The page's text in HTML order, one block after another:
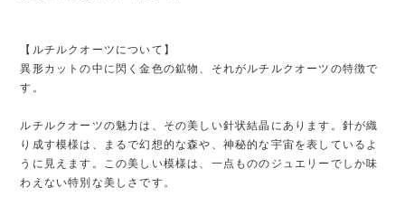
【ルチルクオーツについて】
異形カットの中に閃く金色の鉱物、それがルチルクオーツの特徴で
す。
ルチルクオーツの魅力は、その美しい針状結晶にあります。針が織
り成す模様は、まるで幻想的な森や、神秘的な宇宙を表しているよ
うに見えます。この美しい模様は、一点もののジュエリーでしか味
わえない特別な美しさです。